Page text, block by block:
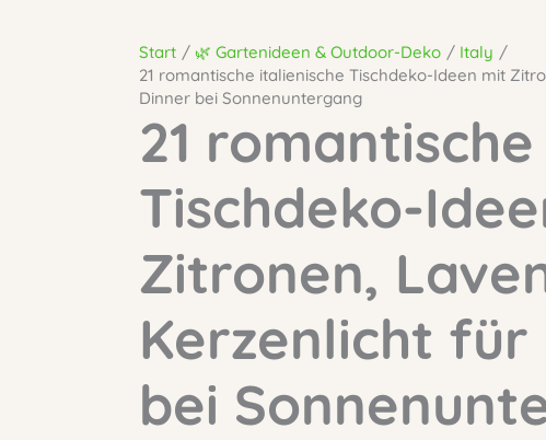
Start 🌿 Gartenideen & Outdoor-Deko
Italy
21 romantische italienische Tischdeko-Ideen mit
Dinner bei Sonnenuntergang
21
Tischdeko-
Zitronen,
Kerzenlicht für
bei